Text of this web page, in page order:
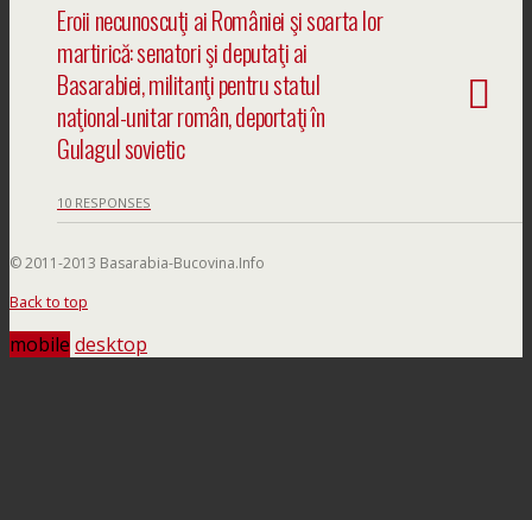
Eroii necunoscuţi ai României şi soarta lor
martirică: senatori şi deputaţi ai
Basarabiei, militanţi pentru statul
naţional-unitar român, deportaţi în
Gulagul sovietic
10 RESPONSES
© 2011-2013 Basarabia-Bucovina.Info
Back to top
mobile desktop